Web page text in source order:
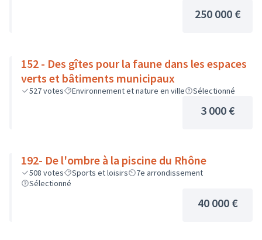
250 000 €
152 - Des gîtes pour la faune dans les espaces
verts et bâtiments municipaux
527votes Environnement et nature en ville Sélectionné
3 000 €
192- De l'ombre à la piscine du Rhône
508 votes Sports et loisirs
7e arrondissement
Sélectionné
40 000 €